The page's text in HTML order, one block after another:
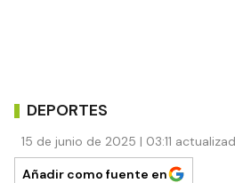
DEPORTES
15 de junio de 2025 | 03:11
Añadir como fuente en